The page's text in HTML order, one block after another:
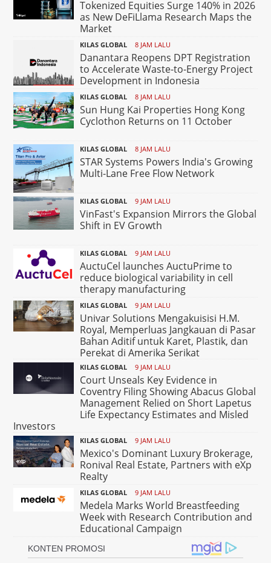
Tokenized Equities Surge 140% in 2026
as New DeFiLlama Research Maps the
Market
KILAS GLOBAL 8 JAM LALU
Danantara Reopens DPT Registration
to Accelerate Waste-to-Energy Project
Development in Indonesia
KILAS GLOBAL 8 JAM LALU
Sun Hung Kai Properties Hong Kong
Cyclothon Returns on 11 October
KILAS GLOBAL 8 JAM LALU
STAR Systems Powers India's Growing
Multi-Lane Free Flow Network
KILAS GLOBAL 9 JAM LALU
VinFast's Expansion Mirrors the Global
Shift in EV Growth
KILAS GLOBAL 9 JAM LALU
AuctuCel launches AuctuPrime to
reduce biological variability in cell
therapy manufacturing
KILAS GLOBAL 9 JAM LALU
Univar Solutions Mengakuisisi H.M.
Royal, Memperluas Jangkauan di Pasar
Bahan Aditif untuk Karet, Plastik, dan
Perekat di Amerika Serikat
KILAS GLOBAL 9 JAM LALU
Court Unseals Key Evidence in
Coventry Filing Showing Abacus Global
Management Relied on Short Lapetus
Life Expectancy Estimates and Misled
Investors
KILAS GLOBAL 9 JAM LALU
Mexico's Dominant Luxury Brokerage,
Ronival Real Estate, Partners with eXp
Realty
KILAS GLOBAL 9 JAM LALU
Medela Marks World Breastfeeding
Week with Research Contribution and
Educational Campaign